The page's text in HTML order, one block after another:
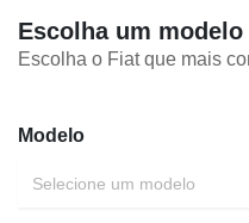
Escolha um modelo
Escolha o Fiatque mais
Modelo
Selecione um modelo